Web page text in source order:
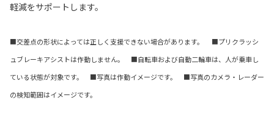
軽減をサポートします。
■交差点の形状によっては正しく支援できない場合があります。 ■プリクラッシ
ュブレーキアシストは作動しません。 ■自転車および自動二輪車は、人が乗車し
ている状態が対象です。 ■写真は作動イメージです。 ■写真のカメラ・レーダー
の検知範囲はイメージです。